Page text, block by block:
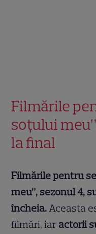
Filmările
soţului
la final
Filmările pentru
meu”, sezonul 4,
încheia.Aceasta
filmări, iar actorii